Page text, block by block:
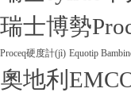
瑞士博勢
Proceq硬度計(jì) Equotip
奧地利